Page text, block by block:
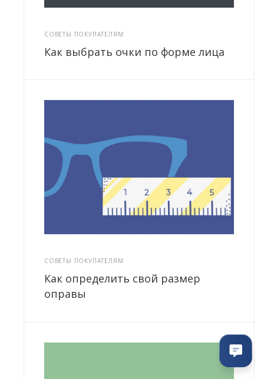
СОВЕТЫ ПОКУПАТЕЛЯМ
Как выбрать очки по форме лица
СОВЕТЫ ПОКУПАТЕЛЯМ
Как определить свой размер
оправы